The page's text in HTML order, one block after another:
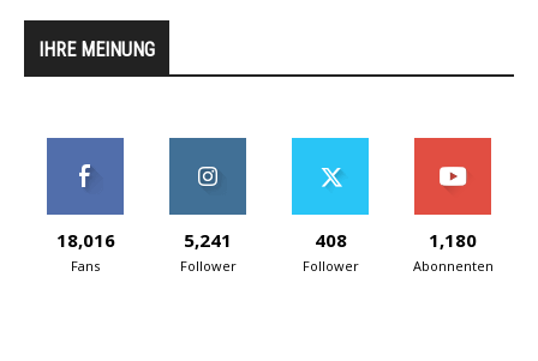
IHRE MEINUNG
18,016
Fans
5,241
Follower
408
Follower
1,180
Abonnenten